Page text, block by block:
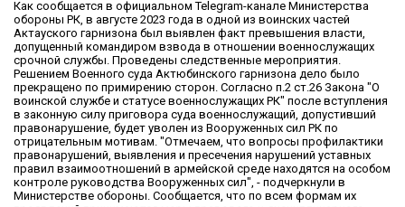
Как сообщается в официальном Telegram-канале Министерства
обороны РК, в августе 2023 года в одной из воинских частей
Актауского гарнизона был выявлен факт превышения власти,
допущенный командиром взвода в отношении военнослужащих
срочной службы. Проведены следственные мероприятия.
Решением Военного суда Актюбинского гарнизона дело было
прекращено по примирению сторон. Согласно п.2 ст.26 Закона "О
воинской службе и статусе военнослужащих РК" после вступления
в законную силу приговора суда военнослужащий, допустивший
правонарушение, будет уволен из Вооруженных сил РК по
отрицательным мотивам. "Отмечаем, что вопросы профилактики
правонарушений, выявления и пресечения нарушений уставных
правил взаимоотношений в армейской среде находятся на особом
контроле руководства Вооруженных сил", - подчеркнули в
Министерстве обороны. Сообщается, что по всем формам их